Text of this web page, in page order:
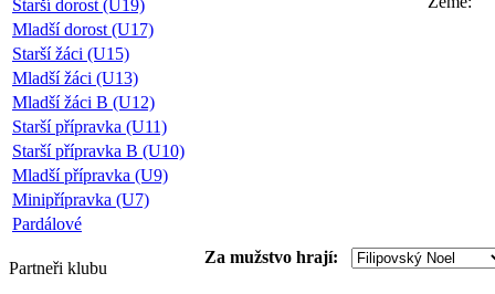
Starší dorost (U19)
Mladší dorost (U17)
Starší žáci (U15)
Mladší žáci (U13)
Mladší žáci B (U12)
Starší přípravka (U11)
Starší přípravka B (U10)
Mladší přípravka (U9)
Minipřípravka (U7)
Pardálové
Partneři klubu
Za mužstvo hrají: